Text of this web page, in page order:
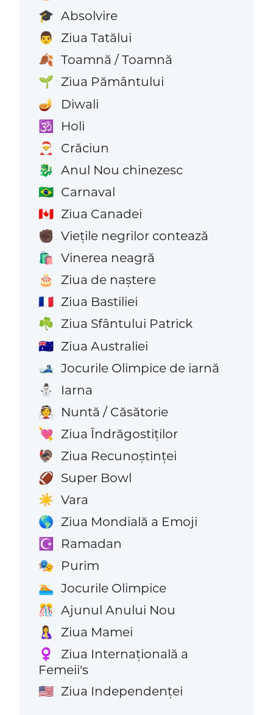
🎓 Absolvire
👨 Ziua Tatălui
🍂 Toamnă / Toamnă
🌱 Ziua Pământului
🪔 Diwali
🕉️ Holi
🎅 Crăciun
🐉 Anul Nou chinezesc
🇧🇷 Carnaval
🇨🇦 Ziua Canadei
✊🏿 Viețile negrilor contează
🛍️ Vinerea neagră
🎂 Ziua de naștere
🇫🇷 Ziua Bastiliei
☘️ Ziua Sfântului Patrick
🇦🇺 Ziua Australiei
🎿 Jocurile Olimpice de iarnă
⛄ Iarna
👰 Nuntă / Căsătorie
💘 Ziua Îndrăgostiților
🦃 Ziua Recunoștinței
🏈 Super Bowl
☀️ Vara
🌎 Ziua Mondială a Emoji
☪️ Ramadan
🎭 Purim
🏊 Jocurile Olimpice
🎊 Ajunul Anului Nou
🤱 Ziua Mamei
♀️
Ziua Internațională a
Femeii's
🇺🇸 Ziua Independenței